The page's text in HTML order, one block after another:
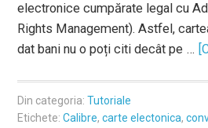
electronice cumpărate legal cu
Rights Management). Astfel,
dat bani nu o poți citi decât pe …
Din categoria:Tutoriale
Etichete:Calibre,carte electonica,